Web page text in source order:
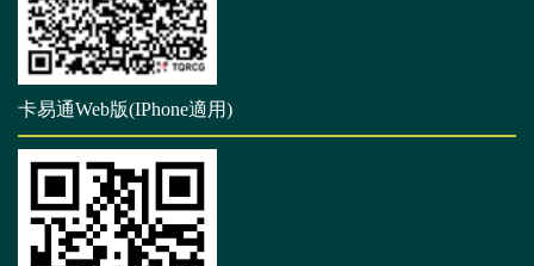
卡易通Web版(IPhone適用)